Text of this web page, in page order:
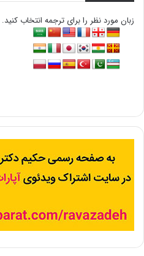
زبان مورد نظر را برای ترجمه انتخاب کنید. Please Choice Your Language :